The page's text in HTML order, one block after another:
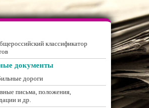
классификатор
документы
дороги
письма, положения,
и др.